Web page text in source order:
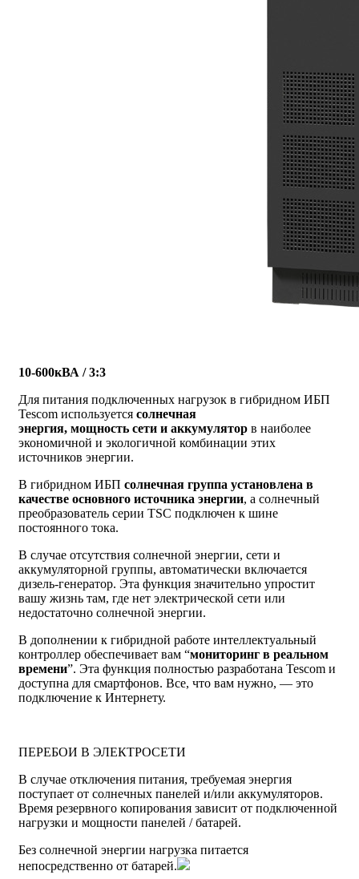
10-600кВА / 3:3
Для питания подключенных нагрузок в гибридном ИБП
Tescom используется солнечная
энергия, мощность сети и аккумулятор в наиболее
экономичной и экологичной комбинации этих
источников энергии.
В гибридном ИБП солнечная группа установлена в
качестве основного источника энергии, а солнечный
преобразователь серии TSC подключен к шине
постоянного тока.
В случае отсутствия солнечной энергии, сети и
аккумуляторной группы, автоматически включается
дизель-генератор. Эта функция значительно упростит
вашу жизнь там, где нет электрической сети или
недостаточно солнечной энергии.
В дополнении к гибридной работе интеллектуальный
контроллер обеспечивает вам “мониторинг в реальном
времени”. Эта функция полностью разработана Tescom и
доступна для смартфонов. Все, что вам нужно, — это
подключение к Интернету.
ПЕРЕБОИ В ЭЛЕКТРОСЕТИ
В случае отключения питания, требуемая энергия
поступает от солнечных панелей и/или аккумуляторов.
Время резервного копирования зависит от подключенной
нагрузки и мощности панелей / батарей.
Без солнечной энергии нагрузка питается
непосредственно от батарей.